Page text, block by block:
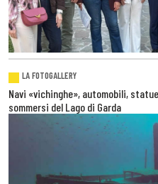
LA FOTOGALLERY
Navi «vichinghe», automobili,
sommersi del Lago di Garda